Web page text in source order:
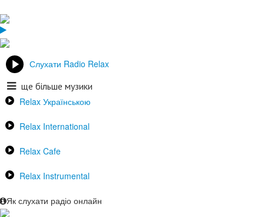
Слухати Radio Relax
ще більше музики
Relax Українською
Relax International
Relax Cafe
Relax Instrumental
Як слухати радіо онлайн